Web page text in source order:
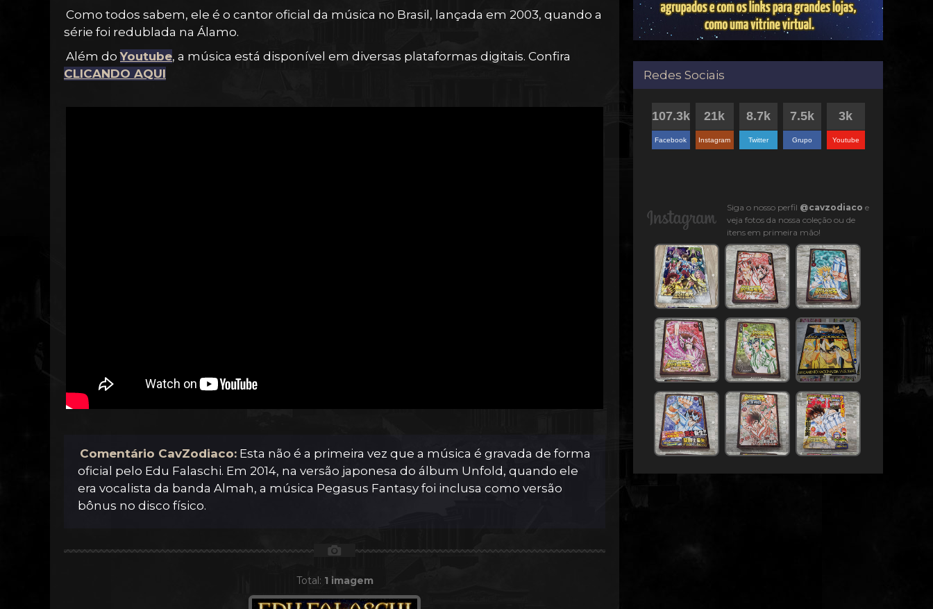
Como todos sabem, ele é o cantor oficial da música no Brasil, lançada em 2003, quando a
série foi redublada na Álamo.
Além doYoutube, a música está disponível em diversas plataformas digitais. Confira
CLICANDO AQUI
Comentário CavZodiaco: Esta não é a primeira vez que a música é gravada de forma
oficial pelo Edu Falaschi. Em 2014, na versão japonesa do álbum Unfold, quando ele
era vocalista da banda Almah, a música Pegasus Fantasy foi inclusa como versão
bônus no disco físico.
📷
Total: 1 imagem
Redes Sociais
Facebook Instagram Twitter Grupo Youtube
Siga o nosso perfil @cavzodiaco e
veja fotos da nossa coleção ou de
itens em primeira mão!